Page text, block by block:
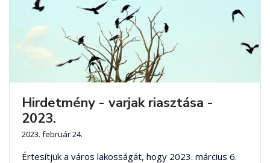
Hirdetmény - varjak riasztása -
2023.
2023. február 24.
Értesítjük a város lakosságát, hogy 2023. március 6.